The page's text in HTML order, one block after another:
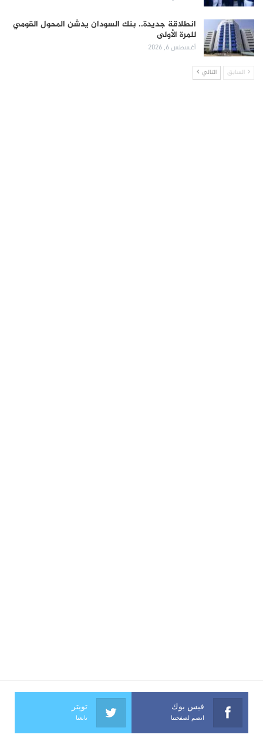
انطلاقة جديدة.. بنك السودان يدشن المحول القومي
للمرة الأولى
أغسطس 6, 2026
السابق التالي
فيس بوك
انضم لصفحتنا
تويتر
تابعنا